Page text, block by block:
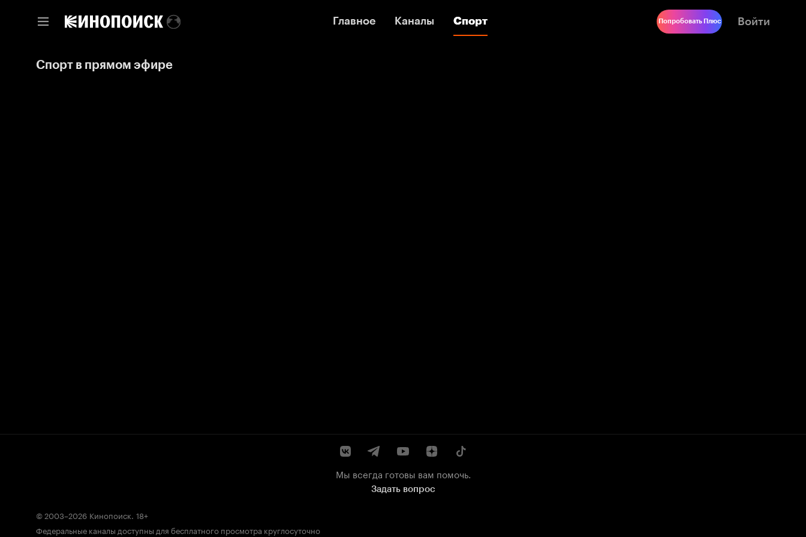
Главное Каналы Спорт
Главное Каналы Спорт Попробовать Плюс Войти
Спорт в прямом эфире
Мы всегда готовы вам помочь.
Задать вопрос
© 2003–2026 Кинопоиск. 18+
Федеральные каналы доступны для бесплатного просмотра круглосуточно